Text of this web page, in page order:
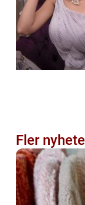
Fler